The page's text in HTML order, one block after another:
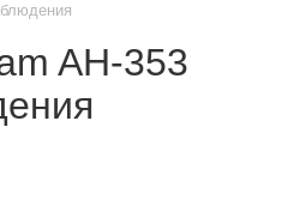
AH-353